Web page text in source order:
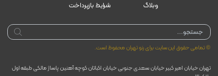
وبلاگ
شرایط بازپرداخت
Products
search
© تمامی حقوق این سایت برای رنو تهران محفوظ است.
تهران خیابان امیر کبیر خیابان سعدی جنوبی خیابان اکباتان کوچه آهنین پاساژ مالکی طبقه اول